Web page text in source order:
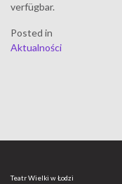
verfügbar.
Posted in
Aktualności
Teatr Wielki w Łodzi